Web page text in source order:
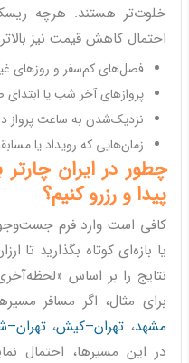
خلوت‌تر هستند. هرچه
احتمال کاهش قیمت نیز
فصل‌های کم‌سفر و روزهای
پروازهای آخر شب یا
نزدیک‌شدن به ساعت پرواز در
زمان‌هایی که رویداد یا
چطور در ایران
پیدا و رزرو کنیم؟
کافی است وارد فرم جست‌وجو
یا بازه‌ای کوتاه بگذارید
نتایج را بر اساس
برای مثال، اگر مسافر
مشهد، تهران–کیش،
در این مسیرها، احتمال